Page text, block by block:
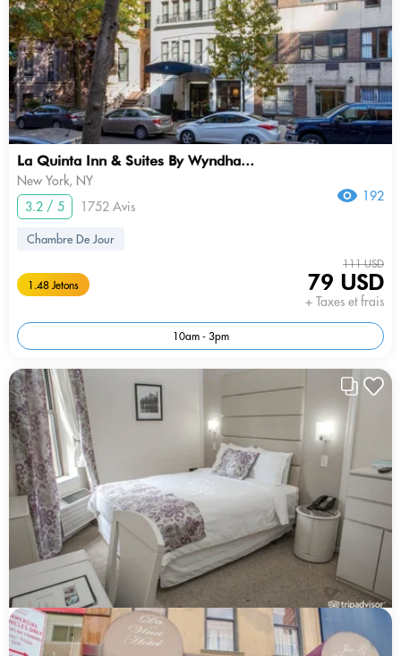
La Quinta Inn & Suites By Wyndha...
New York, NY
3.2 / 5
1752 Avis
192
Chambre De Jour
1.48 Jetons
111 USD
79 USD
+ Taxes et frais
10am - 3pm